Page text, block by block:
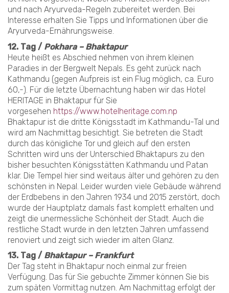
und nach Aryurveda-Regeln zubereitet werden. Bei
Interesse erhalten Sie Tipps und Informationen über die
Aryurveda-Ernährungsweise.
12. Tag / Pokhara – Bhaktapur
Heute heißt es Abschied nehmen von ihrem kleinen
Paradies in der Bergwelt Nepals. Es geht zurück nach
Kathmandu (gegen Aufpreis ist ein Flug möglich, ca. Euro
60,-). Für die letzte Übernachtung haben wir das Hotel
HERITAGE in Bhaktapur für Sie
vorgesehen https://www.hotelheritage.com.np
Bhaktapur ist die dritte Königsstadt im Kathmandu-Tal und
wird am Nachmittag besichtigt. Sie betreten die Stadt
durch das königliche Tor und gleich auf den ersten
Schritten wird uns der Unterschied Bhaktapurs zu den
bisher besuchten Königsstätten Kathmandu und Patan
klar. Die Tempel hier sind weitaus älter und gehören zu den
schönsten in Nepal. Leider wurden viele Gebäude während
der Erdbebens in den Jahren 1934 und 2015 zerstört, doch
wurde der Hauptplatz damals fast komplett erhalten und
zeigt die unermessliche Schönheit der Stadt. Auch die
restliche Stadt wurde in den letzten Jahren umfassend
renoviert und zeigt sich wieder im alten Glanz.
13. Tag / Bhaktapur – Frankfurt
Der Tag steht in Bhaktapur noch einmal zur freien
Verfügung. Das für Sie gebuchte Zimmer können Sie bis
zum späten Vormittag nutzen. Am Nachmittag erfolgt der